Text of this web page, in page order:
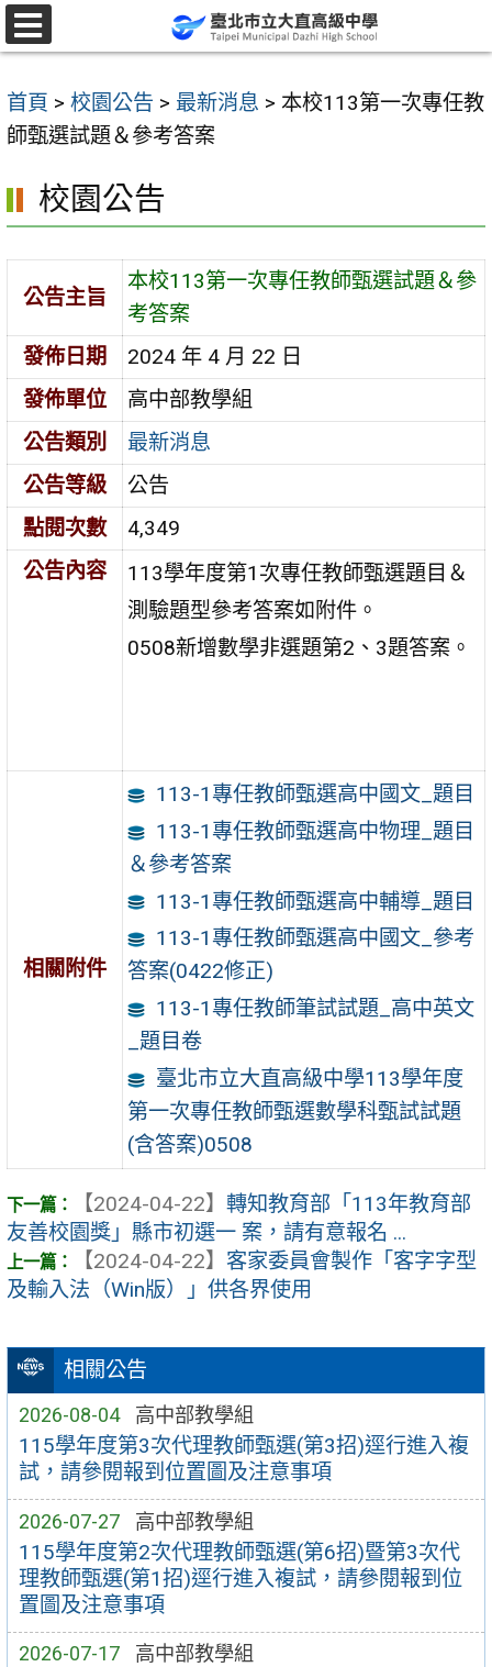
跳
至
要
內
區
首頁 > 校園公告 > 最新消息 > 本校113第一次專任教
師甄選試題＆參考答案
相關公告
2026-08-04 高中部教學組
115學年度第3次代理教師甄選(第3招)逕行進入複
試，請參閱報到位置圖及注意事項
2026-07-27 高中部教學組
115學年度第2次代理教師甄選(第6招)暨第3次代
理教師甄選(第1招)逕行進入複試，請參閱報到位
置圖及注意事項
2026-07-17 高中部教學組
校園公告
公告主旨
本校113第一次專任教師甄選試題＆參
考答案
發佈日期
2024 年 4 月 22 日
發佈單位
高中部教學組
公告類別
最新消息
公告等級
公告
點閱次數
4,349
公告內容
113學年度第1次專任教師甄選題目＆
測驗題型參考答案如附件。
0508新增數學非選題第2、3題答案。
相關附件
113-1專任教師甄選高中國文_題目
113-1專任教師甄選高中物理_題目
＆參考答案
113-1專任教師甄選高中輔導_題目
113-1專任教師甄選高中國文_參考
答案(0422修正)
113-1專任教師筆試試題_高中英文
_題目卷
臺北市立大直高級中學113學年度
第一次專任教師甄選數學科甄試試題
(含答案)0508
【2024-04-22】 轉知教育部「113年教育部
友善校園獎」縣市初選一 案，請有意報名 ...
【2024-04-22】 客家委員會製作「客字字型
及輸入法（Win版）」供各界使用
選
單